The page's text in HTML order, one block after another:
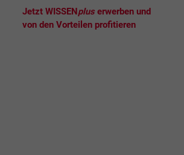
Jetzt WISSENplus erwerben und
von den Vorteilen profitieren